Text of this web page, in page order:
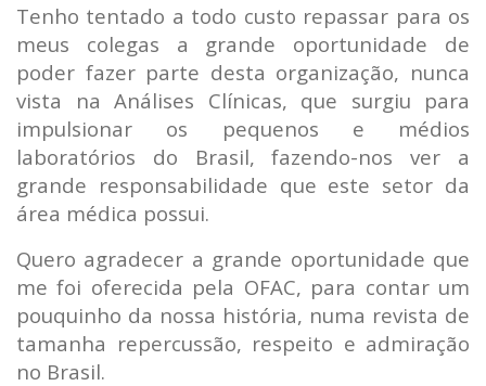
Tenho tentado a todo custo repassar para os
meus colegas a grande oportunidade de
poder fazer parte desta organização, nunca
vista na Análises Clínicas, que surgiu para
impulsionar os pequenos e médios
laboratórios do Brasil, fazendo-nos ver a
grande responsabilidade que este setor da
área médica possui.
Quero agradecer a grande oportunidade que
me foi oferecida pela OFAC, para contar um
pouquinho da nossa história, numa revista de
tamanha repercussão, respeito e admiração
no Brasil.